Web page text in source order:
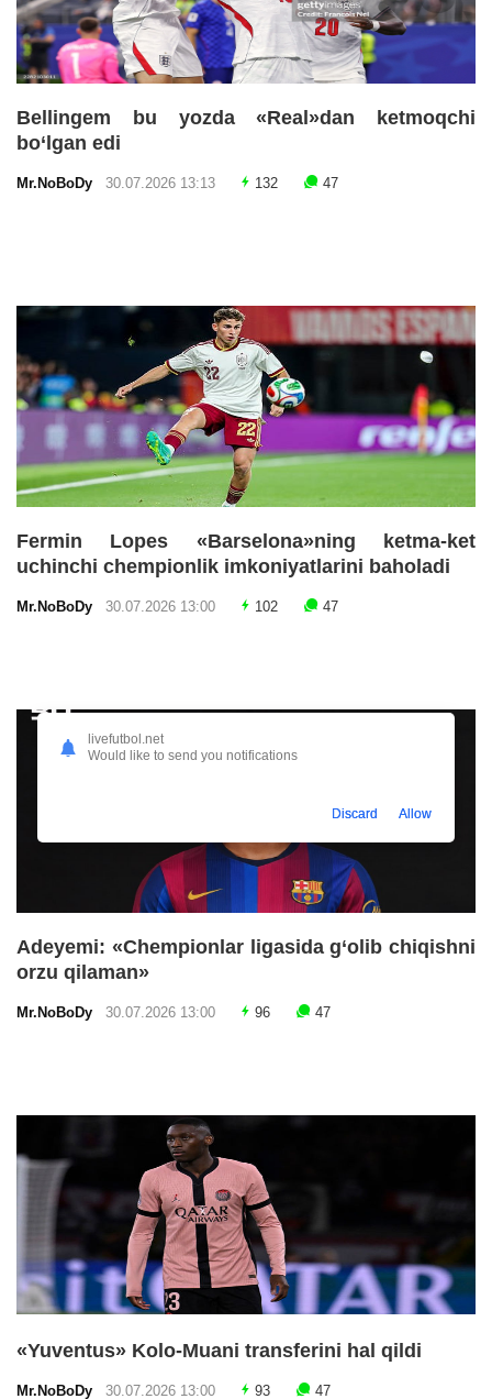
Bellingem bu yozda «Real»dan ketmoqchi
bo‘lgan edi
Mr.NoBoDy 30.07.2026 13:13 132 47
Fermin Lopes «Barselona»ning ketma-ket
uchinchi chempionlik imkoniyatlarini baholadi
Mr.NoBoDy 30.07.2026 13:00 102 47
Adeyemi: «Chempionlar ligasida g‘olib chiqishni
orzu qilaman»
Mr.NoBoDy 30.07.2026 13:00 96 47
«Yuventus» Kolo-Muani transferini hal qildi
Mr.NoBoDy 30.07.2026 13:00 93 47
livefutbol.net
Would like to send you notifications
Discard Allow